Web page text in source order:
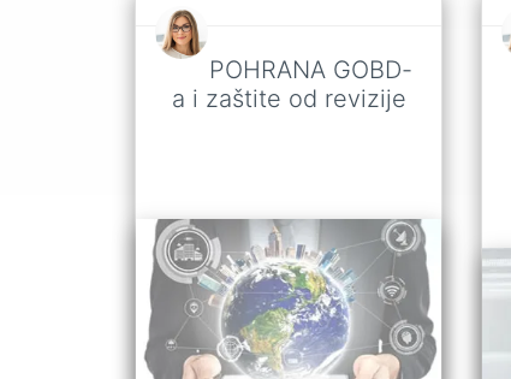
POHRANA GOBD-
a i zaštite od revizije